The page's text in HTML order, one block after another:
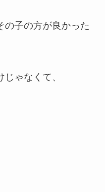
の子の方が良かった
ゃなくて、